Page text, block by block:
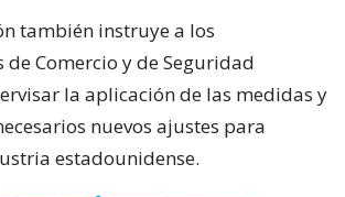
también instruye a los
Comercio y de Seguridad
la aplicación de las medidas y
nuevos ajustes para
estadounidense.